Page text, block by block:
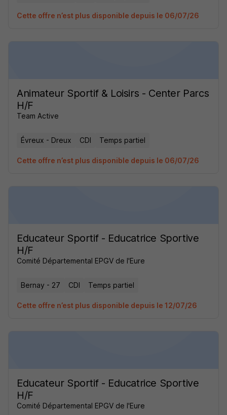
Cette offre n’est plus disponible depuis le 06/07/26
Animateur Sportif & Loisirs - Center Parcs
H/F
Team Active
Évreux - Dreux CDI Temps partiel
Cette offre n’est plus disponible depuis le 06/07/26
Educateur Sportif - Educatrice Sportive
H/F
Comité Départemental EPGV de l'Eure
Bernay - 27 CDI Temps partiel
Cette offre n’est plus disponible depuis le 12/07/26
Educateur Sportif - Educatrice Sportive
H/F
Comité Départemental EPGV de l'Eure